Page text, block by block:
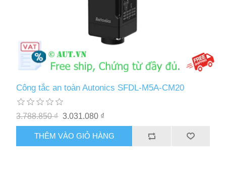
Công tắc an toàn Autonics SFDL-M5A-CM20
3.788.850 ₫ 3.031.080 ₫
THÊM VÀO GIỎ HÀNG